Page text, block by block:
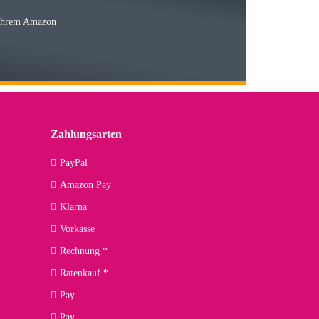
kommenden Jahren herausstellen. Spannend wird es falls
Amazon
Zahlungsarten
PayPal
Amazon Pay
Klarna
Vorkasse
Rechnung *
Ratenkauf *
Pay
Pay